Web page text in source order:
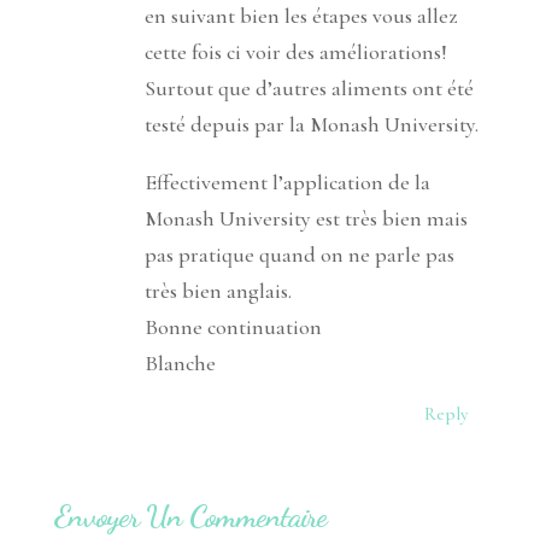
en suivant bien les étapes vous allez
cette fois ci voir des améliorations!
Surtout que d’autres aliments ont été
testé depuis par la Monash University.
Effectivement l’application de la
Monash University est très bien mais
pas pratique quand on ne parle pas
très bien anglais.
Bonne continuation
Blanche
Reply
Envoyer Un Commentaire